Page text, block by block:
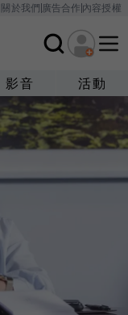
關於我們廣告合作內容授權
影音 活動